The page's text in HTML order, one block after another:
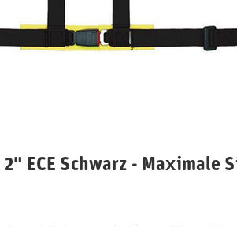
ECE Schwarz - Maximale